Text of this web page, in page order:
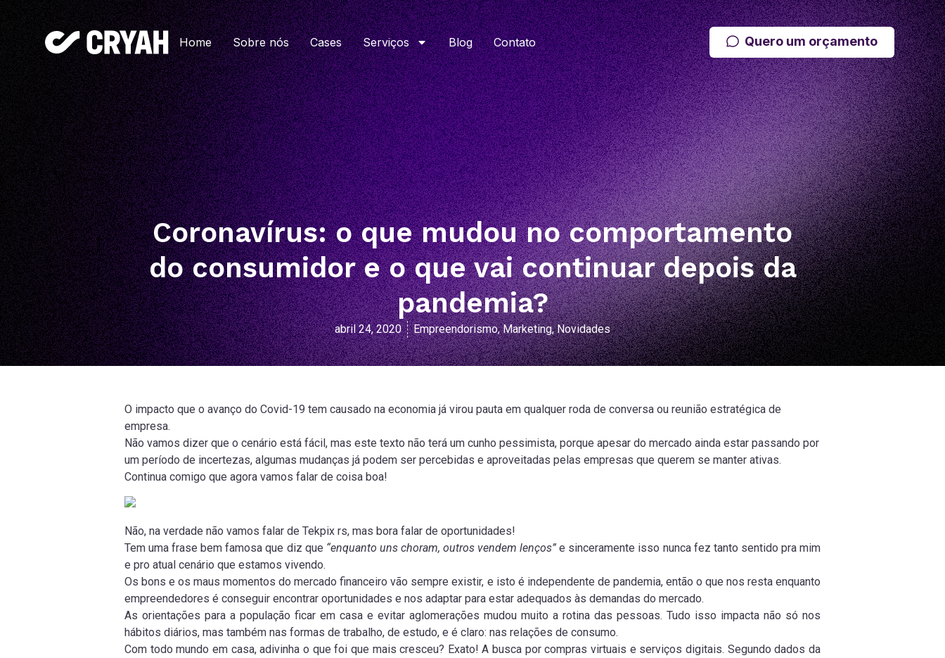
Home Sobre nós Cases Serviços Blog Contato Quero um orçamento
Coronavírus: o que mudou no comportamento
do consumidor e o que vai continuar depois da
pandemia?
abril 24, 2020 Empreendorismo,Marketing,Novidades
O impacto que o avanço do Covid-19 tem causado na economia já virou pauta em qualquer roda de conversa ou reunião estratégica de
empresa.
Não vamos dizer que o cenário está fácil, mas este texto não terá um cunho pessimista, porque apesar do mercado ainda estar passando por
um período de incertezas, algumas mudanças já podem ser percebidas e aproveitadas pelas empresas que querem se manter ativas.
Continua comigo que agora vamos falar de coisa boa!
Não, na verdade não vamos falar de Tekpix rs, mas bora falar de oportunidades!
Tem uma frase bem famosa que diz que “enquanto uns choram, outros vendem lenços” e sinceramente isso nunca fez tanto sentido pra mim
e pro atual cenário que estamos vivendo.
Os bons e os maus momentos do mercado financeiro vão sempre existir, e isto é independente de pandemia, então o que nos resta enquanto
empreendedores é conseguir encontrar oportunidades e nos adaptar para estar adequados às demandas do mercado.
As orientações para a população ficar em casa e evitar aglomerações mudou muito a rotina das pessoas. Tudo isso impacta não só nos
hábitos diários, mas também nas formas de trabalho, de estudo, e é claro: nas relações de consumo.
Com todo mundo em casa, adivinha o que foi que mais cresceu? Exato! A busca por compras virtuais e serviços digitais. Segundo dados da